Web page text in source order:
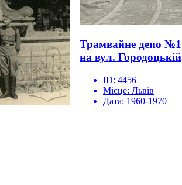
Трамвайне депо №1
на вул. Городоцькій
ID: 4456
Місце: Львів
Дата: 1960-1970